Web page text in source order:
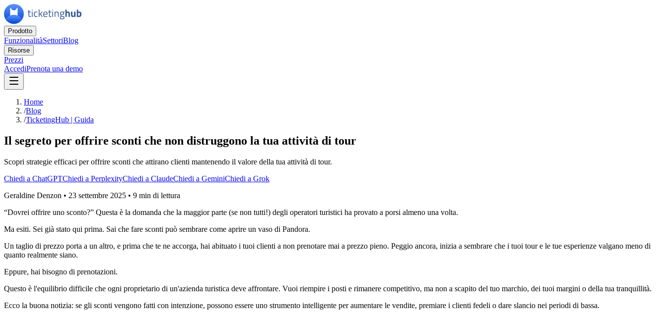
Prodotto
FunzionalitàSettoriBlog
Risorse
Prezzi
AccediPrenota una demo
Home
/Blog
/TicketingHub | Guida
Il segreto per offrire sconti che non distruggono la tua attività di tour
Scopri strategie efficaci per offrire sconti che attirano clienti mantenendo il valore della tua attività di tour.
Chiedi a ChatGPTChiedi a PerplexityChiedi a ClaudeChiedi a GeminiChiedi a Grok
Geraldine Denzon • 23 settembre 2025 • 9 min di lettura
“Dovrei offrire uno sconto?” Questa è la domanda che la maggior parte (se non tutti!) degli operatori turistici ha provato a porsi almeno una volta.
Ma esiti. Sei già stato qui prima. Sai che fare sconti può sembrare come aprire un vaso di Pandora.
Un taglio di prezzo porta a un altro, e prima che te ne accorga, hai abituato i tuoi clienti a non prenotare mai a prezzo pieno. Peggio ancora, inizia a sembrare che i tuoi tour e le tue esperienze valgano meno di
quanto realmente siano.
Eppure, hai bisogno di prenotazioni.
Questo è l'equilibrio difficile che ogni proprietario di un'azienda turistica deve affrontare. Vuoi riempire i posti e rimanere competitivo, ma non a scapito del tuo marchio, dei tuoi margini o della tua tranquillità.
Ecco la buona notizia: se gli sconti vengono fatti con intenzione, possono essere uno strumento intelligente per aumentare le vendite, premiare i clienti fedeli o dare slancio nei periodi di bassa.